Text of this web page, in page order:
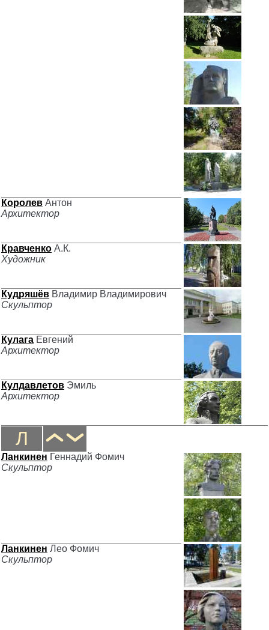
Королев Антон
Архитектор
Кравченко А.К.
Художник
Кудряшёв Владимир Владимирович
Скульптор
Кулага Евгений
Архитектор
Кулдавлетов Эмиль
Архитектор
Л
Ланкинен Геннадий Фомич
Скульптор
Ланкинен Лео Фомич
Скульптор